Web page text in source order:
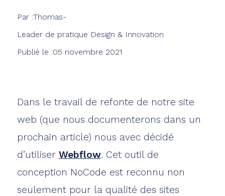
Par :Thomas-
Leader de pratique Design & Innovation
Publié le :05 novembre 2021
Dans le travail de refonte de notre site
web (que nous documenterons dans un
prochain article) nous avec décidé
d’utiliser Webflow. Cet outil de
conception NoCode est reconnu non
seulement pour la qualité des sites